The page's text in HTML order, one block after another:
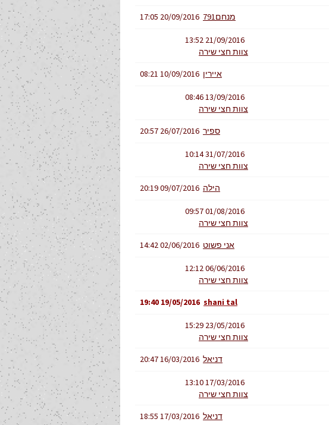
מנחם791
צוות חצי שירה
איירין
צוות חצי שירה
ספיר
צוות חצי שירה
הילה
צוות חצי שירה
אני פשוט
צוות חצי שירה
shani tal
צוות חצי שירה
דניאל
צוות חצי שירה
דניאל